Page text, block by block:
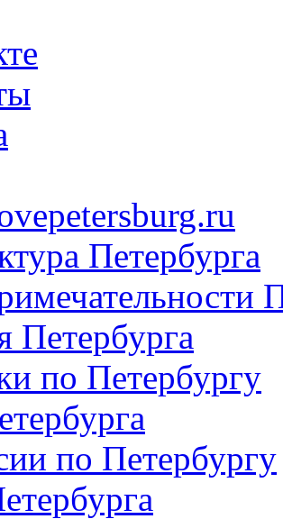
Петербурга
Петербурга
по Петербургу
по Петербургу